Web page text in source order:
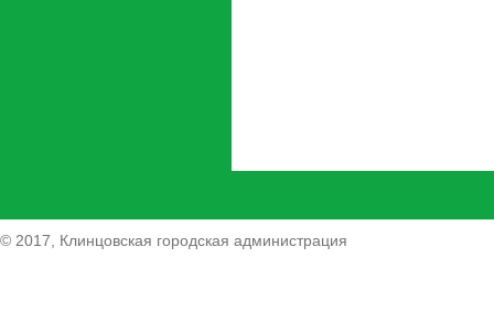
© 2017, Клинцовская городская администрация